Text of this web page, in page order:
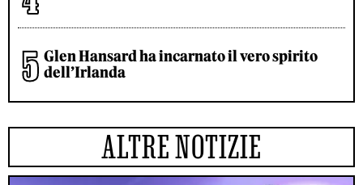
Glen Hansard ha incarnato il vero spirito
dell’Irlanda
ALTRE NOTIZIE